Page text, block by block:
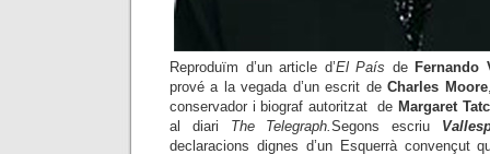
Reproduïm d’un article d’El País de Fernando
prové a la vegada d’un escrit deCharles Moore
conservador i biograf autoritzat de Margaret
al diari The Telegraph.Segons escriu
declaracions dignes d’un Esquerrà convençut